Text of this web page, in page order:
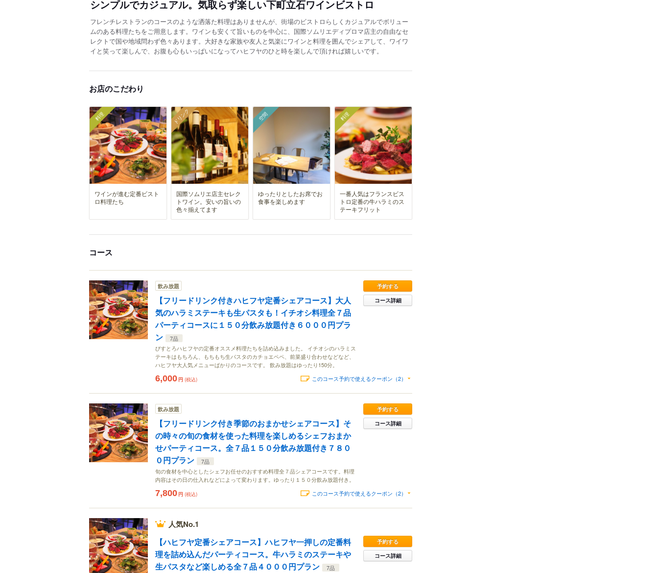
シンプルでカジュアル。気取らず楽しい下町立石ワインビストロ
フレンチレストランのコースのような洒落た料理はありませんが、街場のビストロらしくカジュアルでボリュー
ムのある料理たちをご用意します。ワインも安くて旨いものを中心に、国際ソムリエディプロマ店主の自由なセ
レクトで国や地域問わず色々あります。大好きな家族や友人と気楽にワインと料理を囲んでシェアして、ワイワ
イと笑って楽しんで、お腹も心もいっぱいになってハヒフヤのひと時を楽しんで頂ければ嬉しいです。
お店のこだわり
料理
ワインが進む定番ビスト
ロ料理たち
ドリンク
国際ソムリエ店主セレク
トワイン。安いの旨いの
色々揃えてます
空間
ゆったりとしたお席でお
食事を楽しめます
料理
一番人気はフランスビス
トロ定番の牛ハラミのス
テーキフリット
コース
飲み放題
【フリードリンク付きハヒフヤ定番シェアコース】大人
気のハラミステーキも生パスタも！イチオシ料理全７品
パーティコースに１５０分飲み放題付き６０００円プラ
ン
7品
びすとろハヒフヤの定番オススメ料理たちを詰め込みました。 イチオシのハラミス
テーキはもちろん、もちもち生パスタのカチョエペペ、前菜盛り合わせなどなど、
ハヒフヤ大人気メニューばかりのコースです。 飲み放題はゆったり150分。
予約する
コース詳細
6,000 円 (税込) このコース予約で使えるクーポン（2）
飲み放題
【フリードリンク付き季節のおまかせシェアコース】そ
の時々の旬の食材を使った料理を楽しめるシェフおまか
せパーティコース。全７品１５０分飲み放題付き７８０
０円プラン
7品
旬の食材を中心としたシェフお任せのおすすめ料理全７品シェアコースです。料理
内容はその日の仕入れなどによって変わります。ゆったり１５０分飲み放題付き。
予約する
コース詳細
7,800 円 (税込) このコース予約で使えるクーポン（2）
人気No.1
【ハヒフヤ定番シェアコース】ハヒフヤ一押しの定番料
理を詰め込んだパーティコース。牛ハラミのステーキや
生パスタなど楽しめる全７品４０００円プラン
7品
予約する
コース詳細